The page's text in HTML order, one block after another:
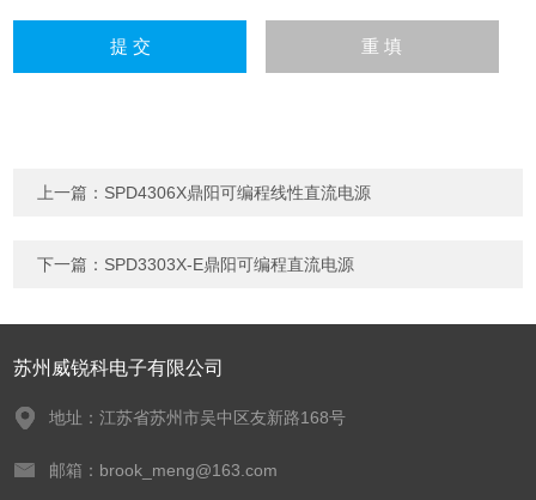
上一篇： SPD4306X鼎阳可编程线性直流电源
下一篇： SPD3303X-E鼎阳可编程直流电源
苏州威锐科电子有限公司
地址：江苏省苏州市吴中区友新路168号
邮箱：brook_meng@163.com